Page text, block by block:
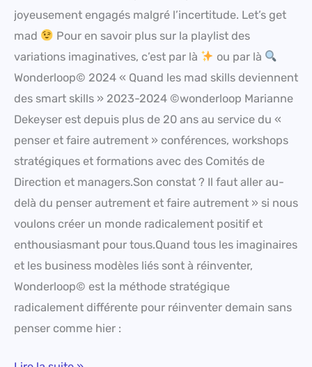
joyeusement engagés malgré l’incertitude. Let’s get
mad
Pour en savoir plus sur la playlist des
variations imaginatives, c’est par là
ou par là
Wonderloop© 2024 « Quand les mad skills deviennent
des smart skills » 2023-2024 ©wonderloop Marianne
Dekeyser est depuis plus de 20 ans au service du «
penser et faire autrement » conférences, workshops
stratégiques et formations avec des Comités de
Direction et managers.Son constat ? Il faut aller au-
delà du penser autrement et faire autrement » si nous
voulons créer un monde radicalement positif et
enthousiasmant pour tous.Quand tous les imaginaires
et les business modèles liés sont à réinventer,
Wonderloop© est la méthode stratégique
radicalement différente pour réinventer demain sans
penser comme hier :